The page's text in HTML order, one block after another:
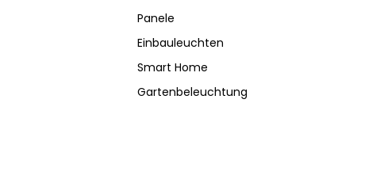
Panele
Einbauleuchten
Smart Home
Gartenbeleuchtung